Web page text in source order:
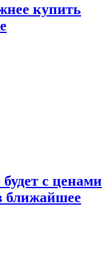
купить
с ценами
ближайшее